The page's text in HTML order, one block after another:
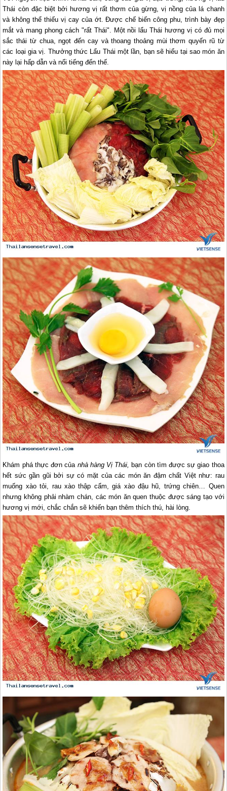
Thái còn đặc biệt bởi hương vị rất thơm của gừng, vị nồng của lá chanh
và không thể thiếu vị cay của ớt. Được chế biến công phu, trình bày đẹp
mắt và mang phong cách "rất Thái". Một nồi lẩu Thái hương vị có đủ mọi
sắc thái từ chua, ngọt đến cay và thoang thoảng mùi thơm quyến rũ từ
các loại gia vị. Thưởng thức Lẩu Thái một lần, bạn sẽ hiểu tại sao món ăn
này lại hấp dẫn và nổi tiếng đến thế.
Khám phá thực đơn của nhà hàng Vị Thái, bạn còn tìm được sự giao thoa
hết sức gần gũi bởi sự có mặt của các món ăn đậm chất Việt như: rau
muống xào tỏi, rau xào thập cẩm, giá xào đậu hũ, trứng chiên… Quen
nhưng không phải nhàm chán, các món ăn quen thuộc được sáng tạo với
hương vị mới, chắc chắn sẽ khiến bạn thêm thích thú, hài lòng.